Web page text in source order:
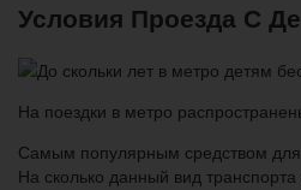
Условия Проезда С
На поездки в метро
Самым популярным средством для
На сколько данный вид